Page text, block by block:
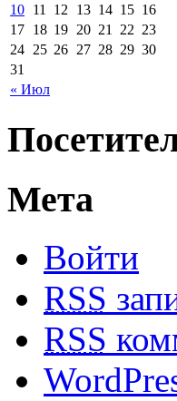
« Июл
10 11 12 13 14 15 16
17 18 19 20 21 22 23
24 25 26 27 28 29 30
31
Мета
Войти
RSS
RSS